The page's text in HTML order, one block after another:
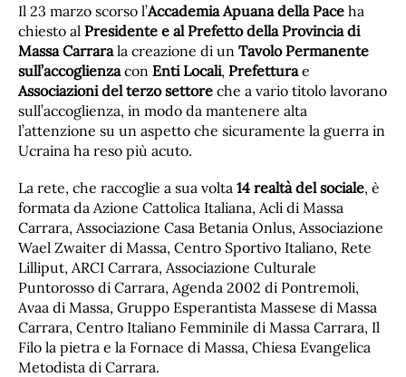
Il 23 marzo scorso l’Accademia Apuana della Pace ha
chiesto al Presidente e al Prefetto della Provincia di
Massa Carrarala creazione di un Tavolo Permanente
sull’accoglienzacon Enti Locali, Prefetturae
Associazioni del terzo settore che a vario titolo lavorano
sull’accoglienza, in modo da mantenere alta
l’attenzione su un aspetto che sicuramente la guerra in
Ucraina ha reso più acuto.
La rete, che raccoglie a sua volta 14 realtà del sociale, è
formata da Azione Cattolica Italiana, Acli di Massa
Carrara, Associazione Casa Betania Onlus, Associazione
Wael Zwaiter di Massa, Centro Sportivo Italiano, Rete
Lilliput, ARCI Carrara, Associazione Culturale
Puntorosso di Carrara, Agenda 2002 di Pontremoli,
Avaa di Massa, Gruppo Esperantista Massese di Massa
Carrara, Centro Italiano Femminile di Massa Carrara, Il
Filo la pietra e la Fornace di Massa, Chiesa Evangelica
Metodista di Carrara.